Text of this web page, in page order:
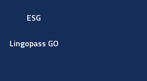
ESG
Lingopass GO